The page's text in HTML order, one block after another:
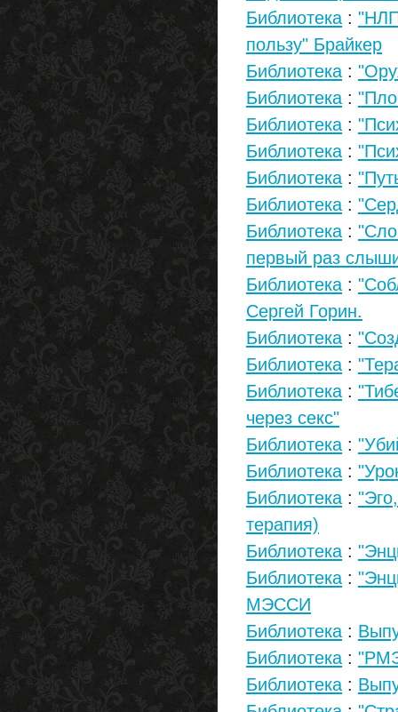
Библиотека :
пользу" Брайкер
Библиотека :
Библиотека :
Библиотека :
Библиотека :
Библиотека :
Библиотека :
Библиотека :
первый раз
Библиотека :
Сергей Горин.
Библиотека :
Библиотека :
Библиотека :
через секс"
Библиотека :
Библиотека :
Библиотека :
терапия)
Библиотека :
Библиотека :
МЭССИ
Библиотека :
Библиотека :
Библиотека :